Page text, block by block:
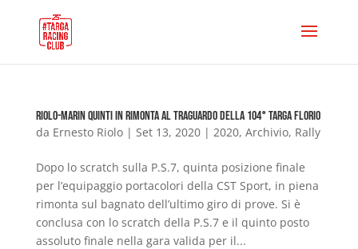
Riolo-Marin quinti in rimonta al traguardo della 104° Targa Florio
da Ernesto Riolo| Set 13, 2020| 2020, Archivio, Rally
Dopo lo scratch sulla P.S.7, quinta posizione finale
per l’equipaggio portacolori della CST Sport, in piena
rimonta sul bagnato dell’ultimo giro di prove. Si è
conclusa con lo scratch della P.S.7 e il quinto posto
assoluto finale nella gara valida per il...